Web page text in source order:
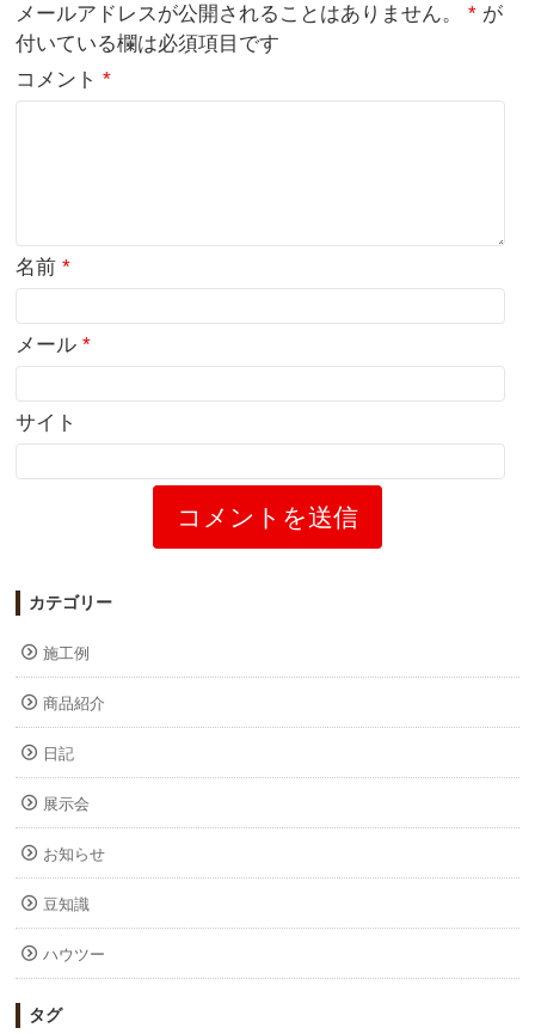
メールアドレスが公開されることはありません。 * が
付いている欄は必須項目です
コメント*
名前*
メール*
サイト
カテゴリー
施工例
商品紹介
日記
展示会
お知らせ
豆知識
ハウツー
タグ